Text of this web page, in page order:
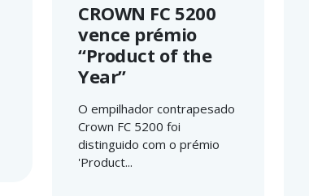
CROWN FC 5200
vence prémio
“Product of the
Year”
O empilhador contrapesado
Crown FC 5200 foi
distinguido com o prémio
'Product...